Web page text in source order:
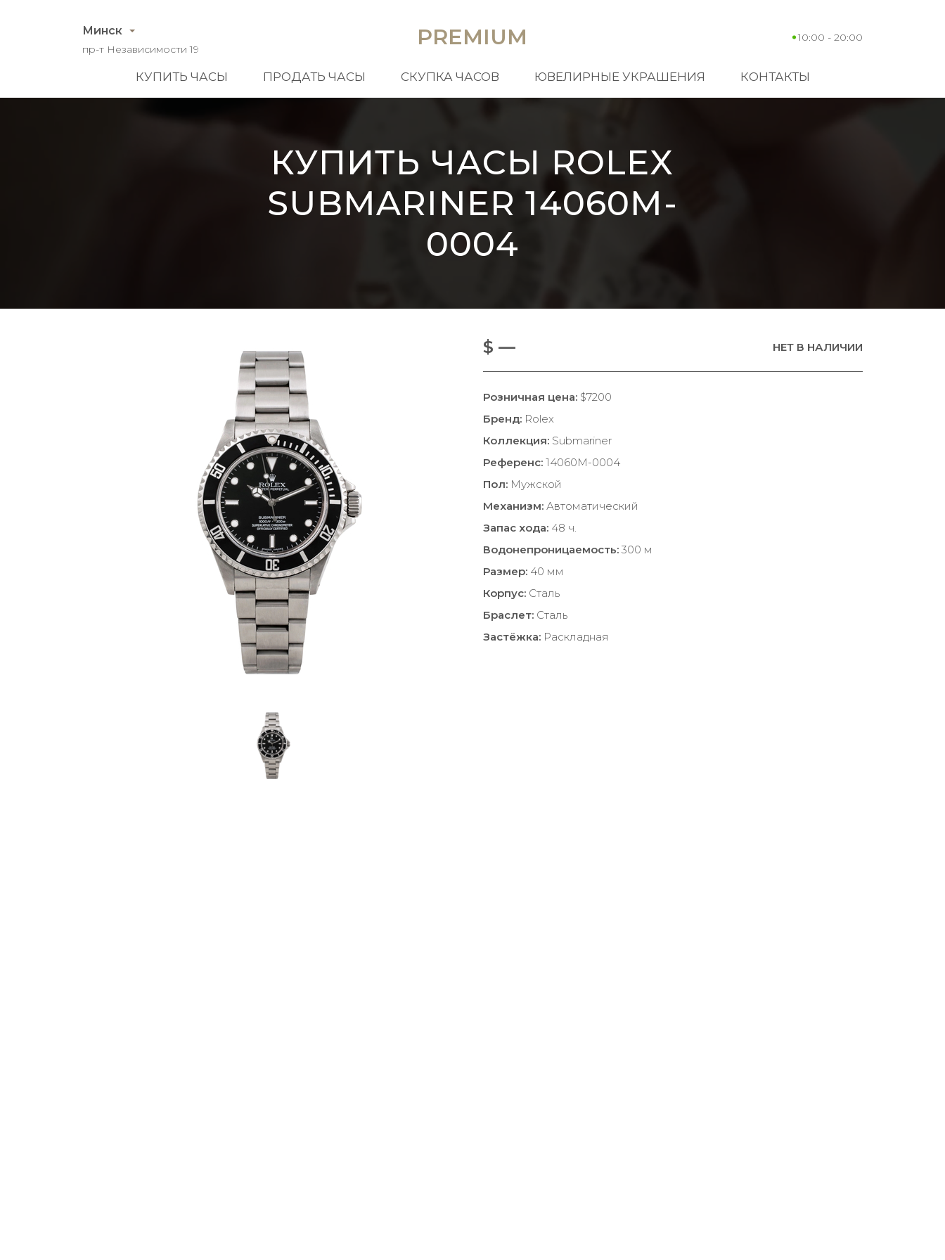
Минск
пр-т Независимости 19 PREMIUM 10:00 - 20:00
КУПИТЬ ЧАСЫ ПРОДАТЬ ЧАСЫ СКУПКА ЧАСОВ ЮВЕЛИРНЫЕ УКРАШЕНИЯ КОНТАКТЫ
КУПИТЬ ЧАСЫ ROLEX
SUBMARINER 14060M-
0004
$ — НЕТ В НАЛИЧИИ
Розничная цена: $7200
Бренд: Rolex
Коллекция: Submariner
Референс: 14060M-0004
Пол: Мужской
Механизм: Автоматический
Запас хода: 48 ч.
Водонепроницаемость: 300 м
Размер: 40 мм
Корпус: Сталь
Браслет: Сталь
Застёжка: Раскладная